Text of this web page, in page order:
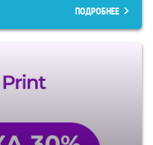
ПОДРОБНЕЕ